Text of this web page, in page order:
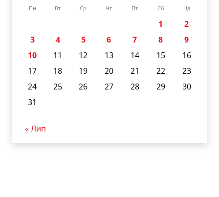
Пн Вт Ср Чт Пт Сб Нд
1
2
3
4 5 6 7 8
9
10
11 12 13 14 15
16
17
18 19 20 21 22
23
24
25 26 27 28 29
30
31
« Лип